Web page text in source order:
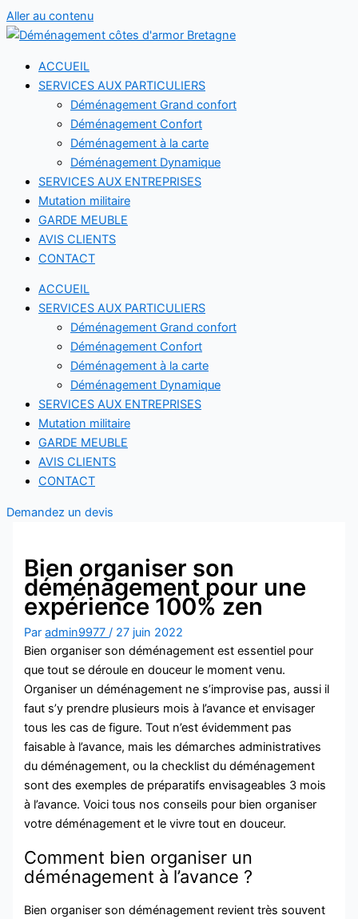
Aller au contenu
ACCUEIL
SERVICES AUX PARTICULIERS
Déménagement Grand confort
Déménagement Confort
Déménagement à la carte
Déménagement Dynamique
SERVICES AUX ENTREPRISES
Mutation militaire
GARDE MEUBLE
AVIS CLIENTS
CONTACT
ACCUEIL
SERVICES AUX PARTICULIERS
Déménagement Grand confort
Déménagement Confort
Déménagement à la carte
Déménagement Dynamique
SERVICES AUX ENTREPRISES
Mutation militaire
GARDE MEUBLE
AVIS CLIENTS
CONTACT
Demandez un devis
Bien organiser son
déménagement pour une
expérience 100% zen
Paradmin9977/ 27 juin 2022
Bien organiser son déménagement est essentiel pour
que tout se déroule en douceur le moment venu.
Organiser un déménagement ne s’improvise pas, aussi il
faut s’y prendre plusieurs mois à l’avance et envisager
tous les cas de figure. Tout n’est évidemment pas
faisable à l’avance, mais les démarches administratives
du déménagement, ou la checklist du déménagement
sont des exemples de préparatifs envisageables 3 mois
à l’avance. Voici tous nos conseils pour bien organiser
votre déménagement et le vivre tout en douceur.
Comment bien organiser un
déménagement à l’avance ?
Bien organiser son déménagement revient très souvent